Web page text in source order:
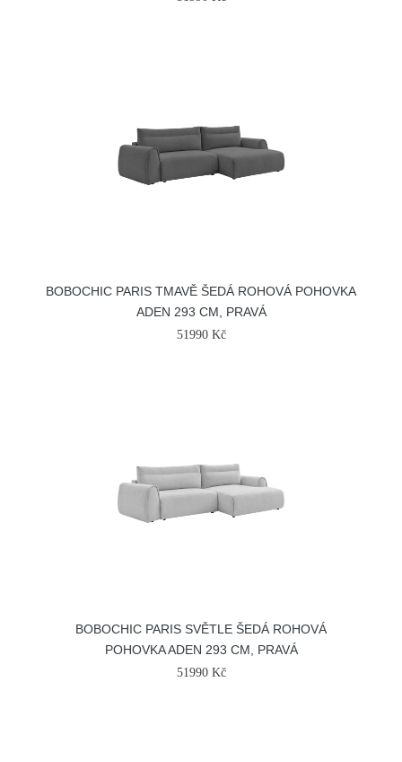
BOBOCHIC PARIS TMAVĚ ŠEDÁ ROHOVÁ POHOVKA
ADEN 293 CM, PRAVÁ
51990 Kč
BOBOCHIC PARIS SVĚTLE ŠEDÁ ROHOVÁ
POHOVKA ADEN 293 CM, PRAVÁ
51990 Kč